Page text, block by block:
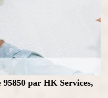
par HK Services,